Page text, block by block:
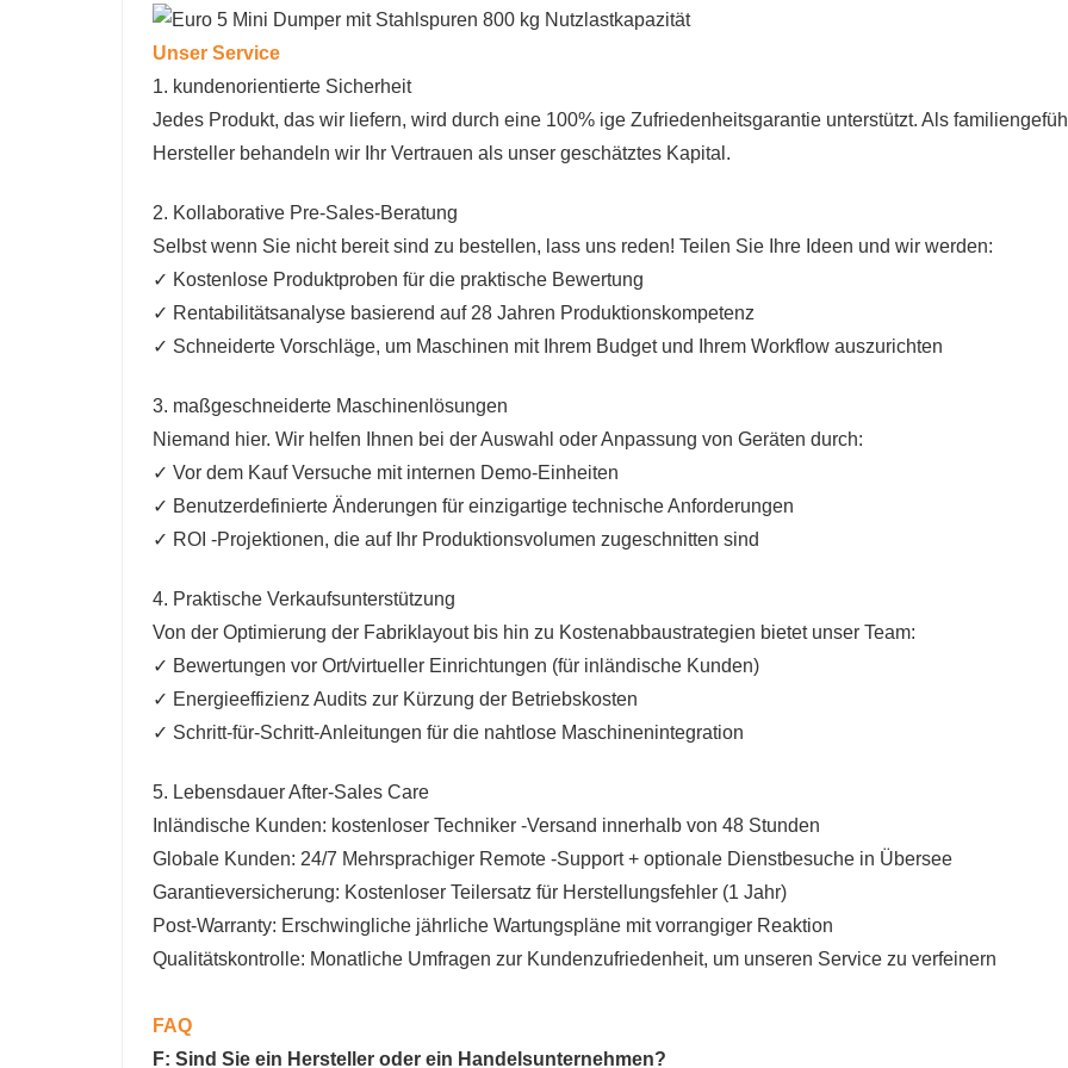
Unser Service
1. kundenorientierte Sicherheit
Jedes Produkt, das wir liefern, wird durch eine 100% ige Zufriedenheitsgarantie unterstützt. Als
Hersteller behandeln wir Ihr Vertrauen als unser geschätztes Kapital.
2. Kollaborative Pre-Sales-Beratung
Selbst wenn Sie nicht bereit sind zu bestellen, lass uns reden! Teilen Sie Ihre Ideen und wir werden:
✓ Kostenlose Produktproben für die praktische Bewertung
✓ Rentabilitätsanalyse basierend auf 28 Jahren Produktionskompetenz
✓ Schneiderte Vorschläge, um Maschinen mit Ihrem Budget und Ihrem Workflow auszurichten
3. maßgeschneiderte Maschinenlösungen
Niemand hier. Wir helfen Ihnen bei der Auswahl oder Anpassung von Geräten durch:
✓ Vor dem Kauf Versuche mit internen Demo-Einheiten
✓ Benutzerdefinierte Änderungen für einzigartige technische Anforderungen
✓ ROI -Projektionen, die auf Ihr Produktionsvolumen zugeschnitten sind
4. Praktische Verkaufsunterstützung
Von der Optimierung der Fabriklayout bis hin zu Kostenabbaustrategien bietet unser Team:
✓ Bewertungen vor Ort/virtueller Einrichtungen (für inländische Kunden)
✓ Energieeffizienz Audits zur Kürzung der Betriebskosten
✓ Schritt-für-Schritt-Anleitungen für die nahtlose Maschinenintegration
5. Lebensdauer After-Sales Care
Inländische Kunden: kostenloser Techniker -Versand innerhalb von 48 Stunden
Globale Kunden: 24/7 Mehrsprachiger Remote -Support + optionale Dienstbesuche in Übersee
Garantieversicherung: Kostenloser Teilersatz für Herstellungsfehler (1 Jahr)
Post-Warranty: Erschwingliche jährliche Wartungspläne mit vorrangiger Reaktion
Qualitätskontrolle: Monatliche Umfragen zur Kundenzufriedenheit, um unseren Service zu verfeinern
FAQ
F: Sind Sie ein Hersteller oder ein Handelsunternehmen?